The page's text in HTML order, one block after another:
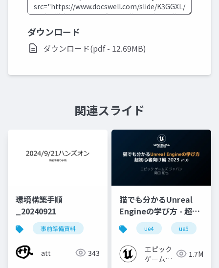
ダウンロード
ダウンロード(pdf - 12.69MB)
関連スライド
環境構築手順
_20240921
事前準備資料
att 343
猫でも分かるUnreal
Engineの学び方 - 超初
心者向け編 - 2023 v1.0
ue4 ue5
エピック
ゲームズ
1.7M